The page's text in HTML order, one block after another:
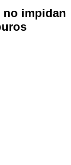
no impidan